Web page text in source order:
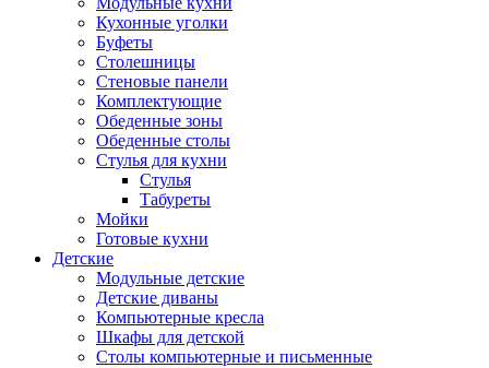
Кухонные уголки
Буфеты
Столешницы
Стеновые панели
Комплектующие
Обеденные зоны
Обеденные столы
Стулья для кухни
Cтулья
Табуреты
Мойки
Готовые кухни
Детские
Модульные детские
Детские диваны
Компьютерные кресла
Шкафы для детской
Столы компьютерные и письменные